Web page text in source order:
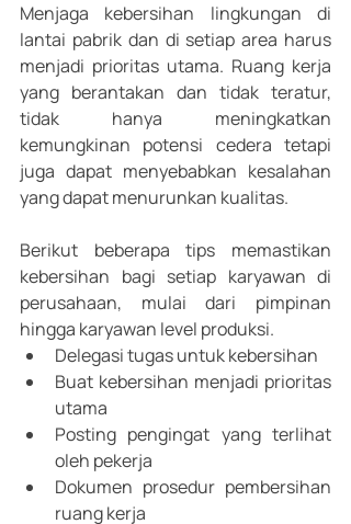
Menjaga kebersihan lingkungan di
lantai pabrik dan di setiap area harus
menjadi prioritas utama. Ruang kerja
yang berantakan dan tidak teratur,
tidak hanya meningkatkan
kemungkinan potensi cedera tetapi
juga dapat menyebabkan kesalahan
yang dapat menurunkan kualitas.
Berikut beberapa tips memastikan
kebersihan bagi setiap karyawan di
perusahaan, mulai dari pimpinan
hingga karyawan level produksi.
Delegasi tugas untuk kebersihan
Buat kebersihan menjadi prioritas
utama
Posting pengingat yang terlihat
oleh pekerja
Dokumen prosedur pembersihan
ruang kerja